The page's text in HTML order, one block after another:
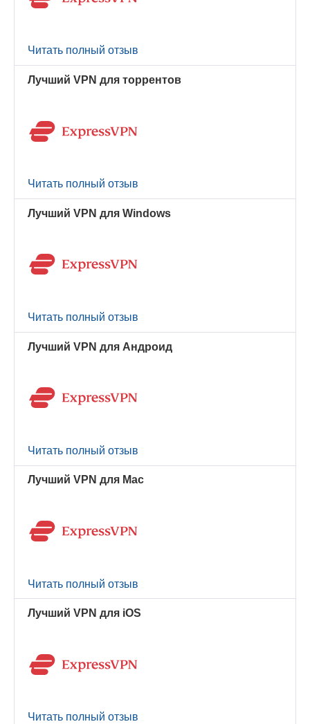
Читать полный отзыв
Лучший VPN для торрентов
Читать полный отзыв
Лучший VPN для Windows
Читать полный отзыв
Лучший VPN для Андроид
Читать полный отзыв
Лучший VPN для Mac
Читать полный отзыв
Лучший VPN для iOS
Читать полный отзыв